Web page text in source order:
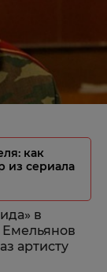
как
из сериала
в
Емельянов
артисту